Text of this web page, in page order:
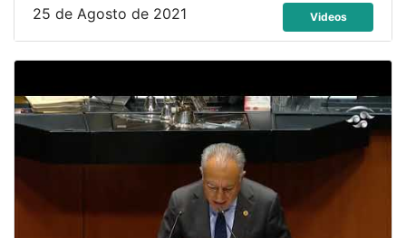
25 de Agosto de 2021 Videos